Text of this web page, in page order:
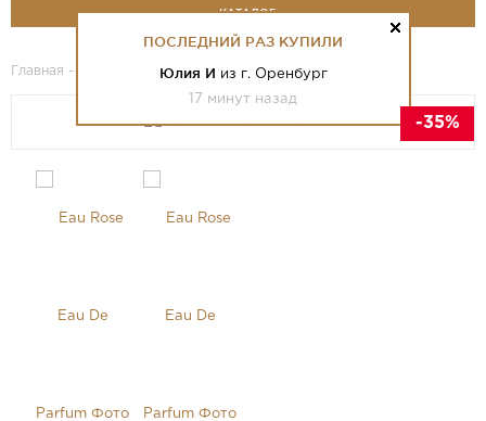
КАТАЛОГ
Главная - - Eau Rose Eau De Parfum
-35%
ПОСЛЕДНИЙ РАЗ КУПИЛИ
Юлия И из г. Оренбург
17 минут назад